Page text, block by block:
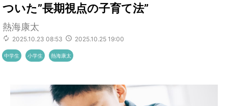
ついた”長期視点の子育て法”
熱海康太
2025.10.23 08:53 2025.10.25 19:00
中学生 小学生 熱海康太